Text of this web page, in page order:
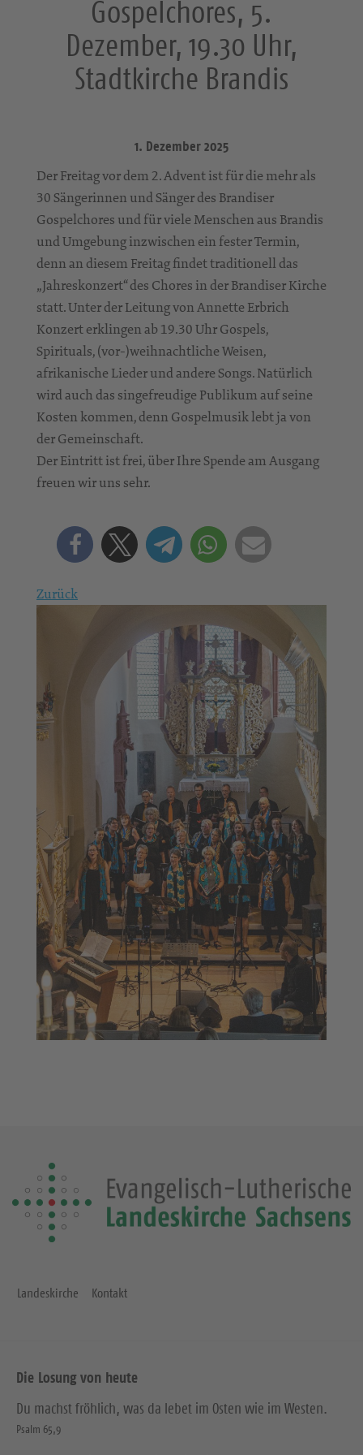
Gospelchores, 5.
Dezember, 19.30 Uhr,
Stadtkirche Brandis
1. Dezember 2025
Der Freitag vor dem 2. Advent ist für die mehr als
30 Sängerinnen und Sänger des Brandiser
Gospelchores und für viele Menschen aus Brandis
und Umgebung inzwischen ein fester Termin,
denn an diesem Freitag findet traditionell das
„Jahreskonzert“ des Chores in der Brandiser Kirche
statt. Unter der Leitung von Annette Erbrich
Konzert erklingen ab 19.30 Uhr Gospels,
Spirituals, (vor-)weihnachtliche Weisen,
afrikanische Lieder und andere Songs. Natürlich
wird auch das singefreudige Publikum auf seine
Kosten kommen, denn Gospelmusik lebt ja von
der Gemeinschaft.
Der Eintritt ist frei, über Ihre Spende am Ausgang
freuen wir uns sehr.
Zurück
Landeskirche Kontakt
Die Losung von heute
Du machst fröhlich, was da lebet im Osten wie im Westen.
Psalm 65,9